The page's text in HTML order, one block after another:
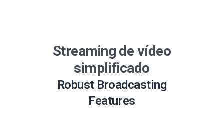
Streaming de vídeo
simplificado
Robust Broadcasting
Features